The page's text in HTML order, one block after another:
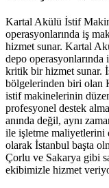
Kartal Akülü İstif
operasyonlarında iş
hizmet sunar. Kartal
depo operasyonlarında
kritik bir hizmet sunar.
bölgelerinden biri olan
istif makinelerinin
profesyonel destek
anında değil, aynı
ile işletme maliyetlerini
olarak İstanbul başta
Çorlu ve Sakarya gibi
ekibimizle hizmet